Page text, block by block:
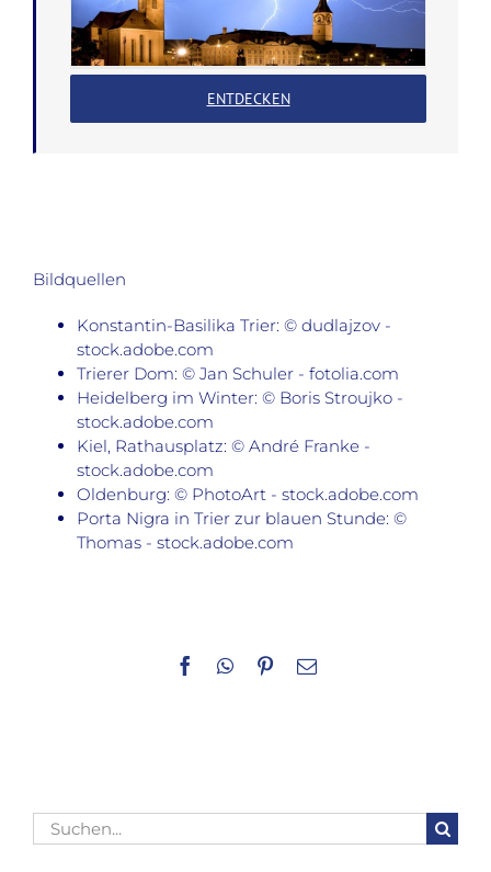
ENTDECKEN
Bildquellen
Konstantin-Basilika Trier: © dudlajzov -
stock.adobe.com
Trierer Dom: © Jan Schuler - fotolia.com
Heidelberg im Winter: © Boris Stroujko -
stock.adobe.com
Kiel, Rathausplatz: © André Franke -
stock.adobe.com
Oldenburg: © PhotoArt - stock.adobe.com
Porta Nigra in Trier zur blauen Stunde: ©
Thomas - stock.adobe.com
Facebook
WhatsApp
Pinterest
E-
Suche
nach: